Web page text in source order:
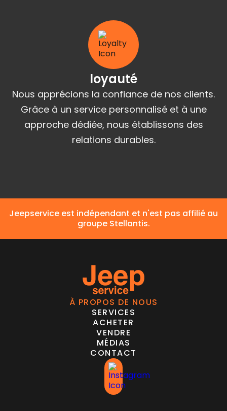
loyauté
Nous apprécions la confiance de nos clients.
Grâce à un service personnalisé et à une
approche dédiée, nous établissons des
relations durables.
Jeepservice est indépendant et n'est pas affilié au
groupe Stellantis.
À PROPOS DE NOUS
SERVICES
ACHETER
VENDRE
MÉDIAS
CONTACT